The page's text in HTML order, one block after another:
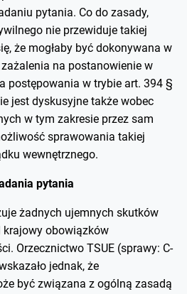
pytania. Co do zasady,
nie przewiduje takiej
że mogłaby być dokonywana w
na postanowienie w
postępowania w trybie art. 394 §
jest dyskusyjne także wobec
w tym zakresie przez sam
sprawowania takiej
wewnętrznego.
pytania
żadnych ujemnych skutków
krajowy obowiązków
Orzecznictwo TSUE (sprawy: C-
jednak, że
być związana z ogólną zasadą